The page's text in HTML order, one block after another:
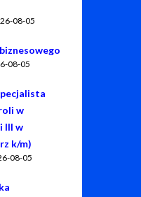
08-05
08-05
w
III w
k/m)
08-05